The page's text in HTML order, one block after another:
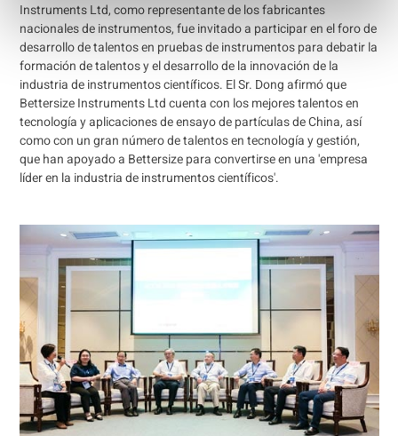
Instruments Ltd, como representante de los fabricantes
nacionales de instrumentos, fue invitado a participar en el foro de
desarrollo de talentos en pruebas de instrumentos para debatir la
formación de talentos y el desarrollo de la innovación de la
industria de instrumentos científicos. El Sr. Dong afirmó que
Bettersize Instruments Ltd cuenta con los mejores talentos en
tecnología y aplicaciones de ensayo de partículas de China, así
como con un gran número de talentos en tecnología y gestión,
que han apoyado a Bettersize para convertirse en una 'empresa
líder en la industria de instrumentos científicos'.